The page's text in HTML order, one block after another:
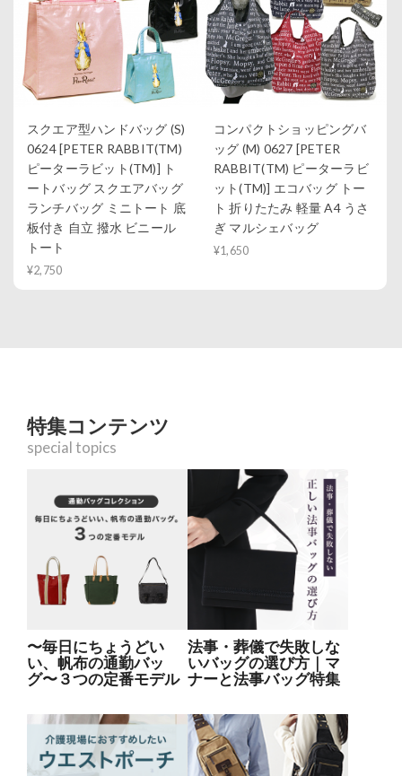
スクエア型ハンドバッグ (S)
0624 [PETER RABBIT(TM)
ピーターラビット(TM)] ト
ートバッグ スクエアバッグ
ランチバッグ ミニトート 底
板付き 自立 撥水 ビニール
トート
¥2,750
コンパクトショッピングバ
ッグ (M) 0627 [PETER
RABBIT(TM) ピーターラビ
ット(TM)] エコバッグ トー
ト 折りたたみ 軽量 A4 うさ
ぎ マルシェバッグ
¥1,650
特集コンテンツ
special topics
〜毎日にちょうどい
い、帆布の通勤バッ
グ〜３つの定番モデル
法事・葬儀で失敗しな
いバッグの選び方｜マ
ナーと法事バッグ特集